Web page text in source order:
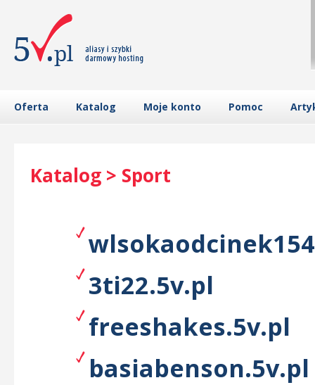
Oferta Katalog Moje konto Pomoc
Katalog > Sport
3ti22.5v.pl
freeshakes.5v.pl
basiabenson.5v.pl